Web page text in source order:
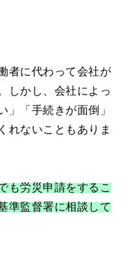
者に代わって会社が
しかし、会社によっ
」「手続きが面倒」
れないこともありま
も労災申請をするこ
準監督署に相談して